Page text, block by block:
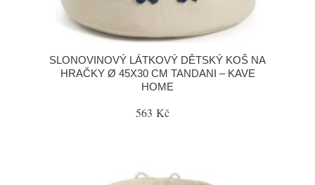
SLONOVINOVÝ LÁTKOVÝ DĚTSKÝ KOŠ NA
HRAČKY Ø 45X30 CM TANDANI – KAVE
HOME
563 Kč